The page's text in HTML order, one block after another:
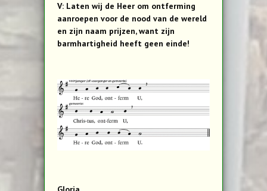
V: Laten wij de Heer om ontferming
aanroepen voor de nood van de wereld
en zijn naam prijzen, want zijn
barmhartigheid heeft geen einde!